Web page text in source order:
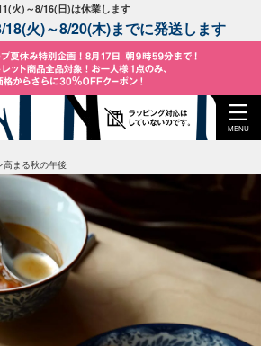
火)～8/16(日)は休業します
火)～8/20(木)までに発送します
MENU
高まる秋の午後